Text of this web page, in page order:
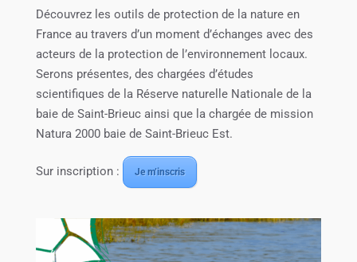
Découvrez les outils de protection de la nature en
France au travers d’un moment d’échanges avec des
acteurs de la protection de l’environnement locaux.
Serons présentes, des chargées d’études
scientifiques de la Réserve naturelle Nationale de la
baie de Saint-Brieuc ainsi que la chargée de mission
Natura 2000 baie de Saint-Brieuc Est.
Sur inscription : Je m’inscris